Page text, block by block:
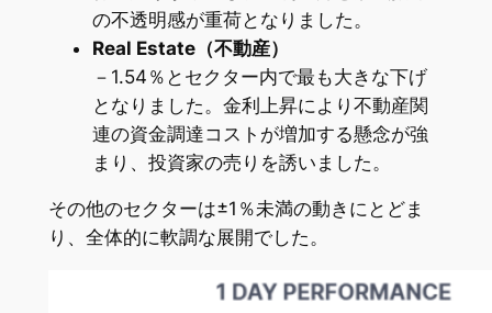
の不透明感が重荷となりました。
Real Estate（不動産）
－1.54％とセクター内で最も大きな下げ
となりました。金利上昇により不動産関
連の資金調達コストが増加する懸念が強
まり、投資家の売りを誘いました。
その他のセクターは±1％未満の動きにとどま
り、全体的に軟調な展開でした。